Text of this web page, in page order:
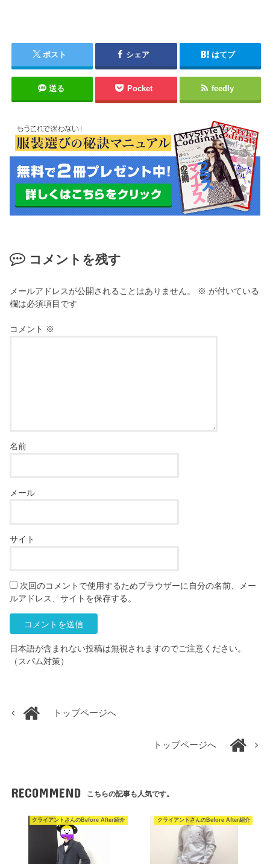
ポスト シェア はてブ
送る Pocket feedly
コメントを残す
メールアドレスが公開されることはありません。 ※ が付いている
欄は必須項目です
コメント ※
名前
メール
サイト
次回のコメントで使用するためブラウザーに自分の名前、メー
ルアドレス、サイトを保存する。
日本語が含まれない投稿は無視されますのでご注意ください。
（スパム対策）
トップページへ
トップページへ
RECOMMEND こちらの記事も人気です。
クライアントさんのBefore After紹介 クライアントさんのBefore After紹介